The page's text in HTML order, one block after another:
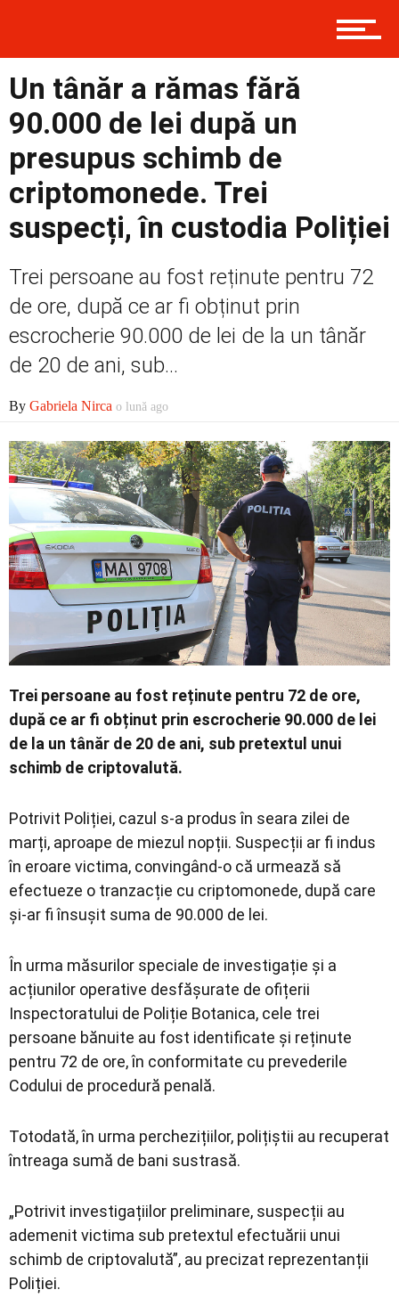
Prima
Politică
Externe
Social
Contact
Un tânăr a rămas fără
90.000 de lei după un
presupus schimb de
criptomonede. Trei
suspecți, în custodia Poliției
Trei persoane au fost reținute pentru 72
de ore, după ce ar fi obținut prin
escrocherie 90.000 de lei de la un tânăr
de 20 de ani, sub...
By Gabriela Nirca o lună ago
Trei persoane au fost reținute pentru 72 de ore,
după ce ar fi obținut prin escrocherie 90.000 de lei
de la un tânăr de 20 de ani, sub pretextul unui
schimb de criptovalută.
Potrivit Poliției, cazul s-a produs în seara zilei de
marți, aproape de miezul nopții. Suspecții ar fi indus
în eroare victima, convingând-o că urmează să
efectueze o tranzacție cu criptomonede, după care
și-ar fi însușit suma de 90.000 de lei.
În urma măsurilor speciale de investigație și a
acțiunilor operative desfășurate de ofițerii
Inspectoratului de Poliție Botanica, cele trei
persoane bănuite au fost identificate și reținute
pentru 72 de ore, în conformitate cu prevederile
Codului de procedură penală.
Totodată, în urma perchezițiilor, polițiștii au recuperat
întreaga sumă de bani sustrasă.
„Potrivit investigațiilor preliminare, suspecții au
ademenit victima sub pretextul efectuării unui
schimb de criptovalută”, au precizat reprezentanții
Poliției.